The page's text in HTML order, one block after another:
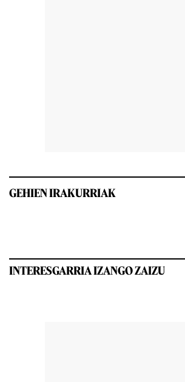
GEHIEN IRAKURRIAK
INTERESGARRIA IZANGO ZAIZU